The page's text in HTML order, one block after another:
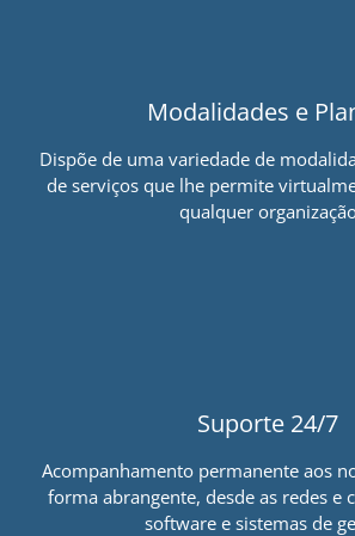
Modalidades e
Dispõe de uma variedade de
de serviços que lhe permite
qualquer
Suporte 24/7
Acompanhamento permanente aos
forma abrangente, desde as redes e
software e sistemas de